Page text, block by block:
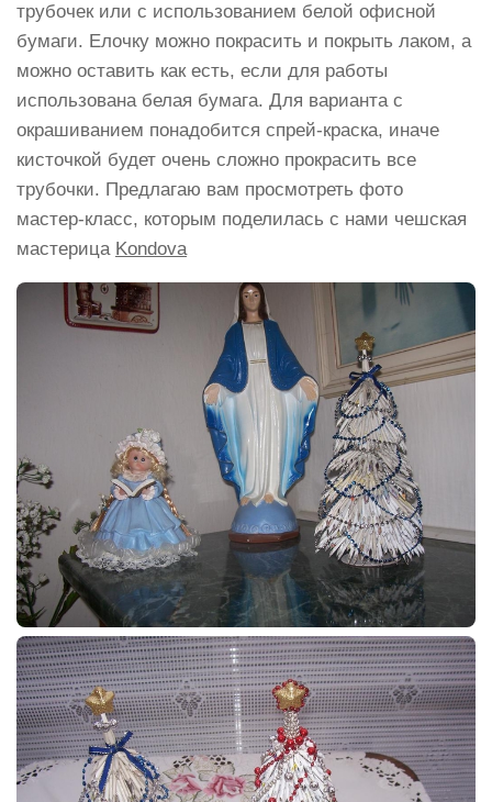
трубочек или с использованием белой офисной
бумаги. Елочку можно покрасить и покрыть лаком, а
можно оставить как есть, если для работы
использована белая бумага. Для варианта с
окрашиванием понадобится спрей-краска, иначе
кисточкой будет очень сложно прокрасить все
трубочки. Предлагаю вам просмотреть фото
мастер-класс, которым поделилась с нами чешская
мастерица Kondova